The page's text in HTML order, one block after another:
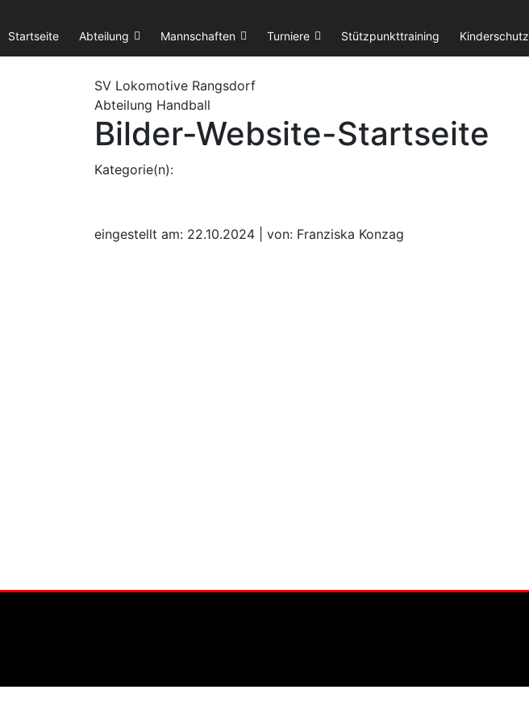
Startseite Abteilung Mannschaften Turniere Stützpunkttraining Kinderschutz
SV Lokomotive Rangsdorf
Abteilung Handball
Bilder-Website-Startseite
Kategorie(n):
eingestellt am: 22.10.2024 | von: Franziska Konzag